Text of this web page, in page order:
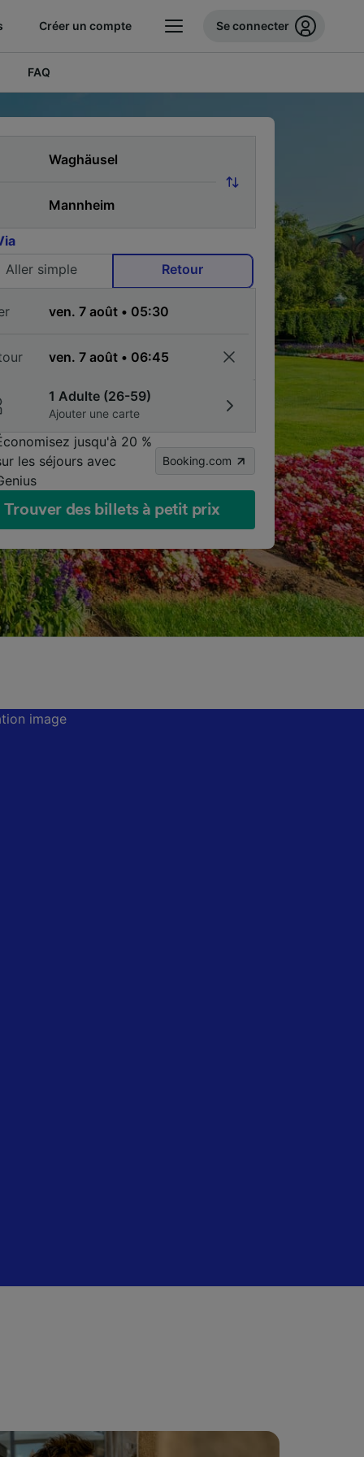
Créer un compte Se connecter
FAQ
Aller simple
Retour
1 Adulte (26-59)
Ajouter une carte
jusqu'à 20 %
les séjours avec
Booking.com
Trouver des billets à petit prix